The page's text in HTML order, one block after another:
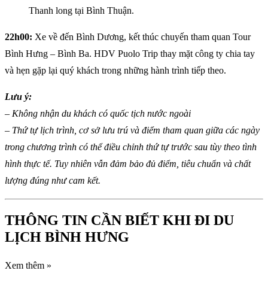
Thanh long tại Bình Thuận.
22h00: Xe về đến Bình Dương, kết thúc chuyến tham quan Tour
Bình Hưng – Bình Ba. HDV Puolo Trip thay mặt công ty chia tay
và hẹn gặp lại quý khách trong những hành trình tiếp theo.
Lưu ý:
– Không nhận du khách có quốc tịch nước ngoài
– Thứ tự lịch trình, cơ sở lưu trú và điểm tham quan giữa các ngày
trong chương trình có thể điều chỉnh thứ tự trước sau tùy theo tình
hình thực tế. Tuy nhiên vẫn đảm bảo đủ điểm, tiêu chuẩn và chất
lượng đúng như cam kết.
THÔNG TIN CẦN BIẾT KHI ĐI DU
LỊCH BÌNH HƯNG
Xem thêm »